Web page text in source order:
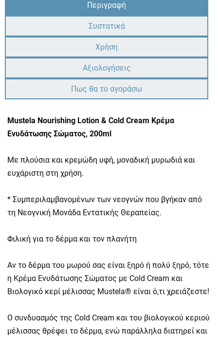
Περιγραφή
Συστατικά
Χρήση
Αξιολογήσεις
Πως θα το αγοράσω
Mustela Nourishing Lotion & Cold Cream Κρέμα
Ενυδάτωσης Σώματος, 200ml
Με πλούσια και κρεμώδη υφή, μοναδική μυρωδιά και
ευχάριστη στη χρήση.
* Συμπεριλαμβανομένων των νεογνών που βγήκαν από
τη Νεογνική Μονάδα Εντατικής Θεραπείας.
Φιλική για το δέρμα και τον πλανήτη
Αν το δέρμα του μωρού σας είναι ξηρό ή πολύ ξηρό, τότε
η Κρέμα Ενυδάτωσης Σώματος με Cold Cream και
Βιολογικό κερί μέλισσας Mustela® είναι ό,τι χρειάζεστε!
Ο συνδυασμός της Cold Cream και του βιολογικού κεριού
μέλισσας θρέφει το δέρμα, ενώ παράλληλα διατηρεί και